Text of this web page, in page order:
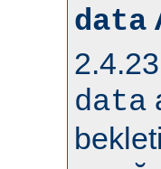
data
data